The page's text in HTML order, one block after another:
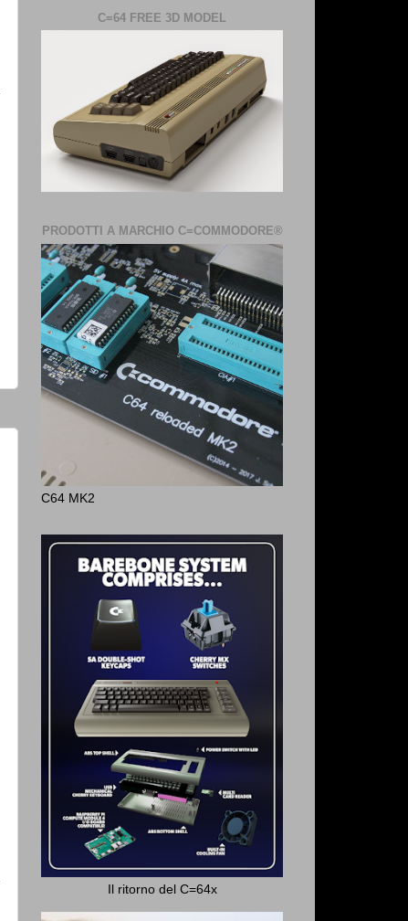
C=64 FREE 3D MODEL
PRODOTTI A MARCHIO C=COMMODORE®
C64 MK2
Il ritorno del C=64x